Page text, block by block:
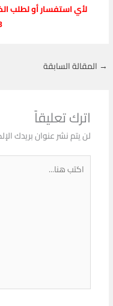
لأي استفسار أو لطلب
→ المقالة السابقة
اترك تعليقاً
لن يتم نشر عنوان بريدك
هنا...